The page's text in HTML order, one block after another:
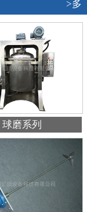
>多
球磨系列